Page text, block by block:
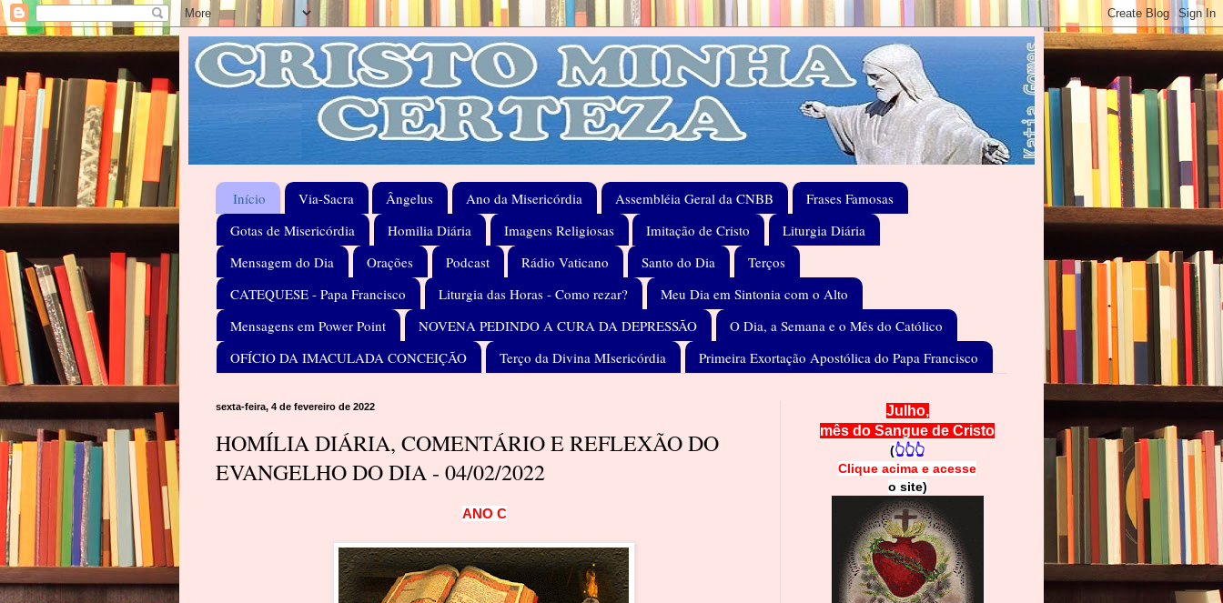
Início Via-Sacra Ângelus Ano da Misericórdia Assembléia Geral da CNBB
Frases Famosas
Gotas de Misericórdia
Homilia Diária Imagens Religiosas Imitação de Cristo
Liturgia Diária
Mensagem do Dia
Orações Podcast Rádio Vaticano Santo do Dia
Terços
CATEQUESE - Papa Francisco
Liturgia das Horas - Como rezar?
Meu Dia em Sintonia com o Alto
Mensagens em Power Point
NOVENA PEDINDO A CURA DA DEPRESSÃO
O Dia, a Semana e o Mês do Católico
OFÍCIO DA IMACULADA CONCEIÇÃO
Terço da Divina MIsericórdia Primeira Exortação Apostólica do Papa Francisco
sexta-feira, 4 de fevereiro de 2022
HOMÍLIA DIÁRIA, COMENTÁRIO E REFLEXÃO DO
EVANGELHO DO DIA - 04/02/2022
ANO C
Julho,
mês do Sangue de Cristo
(👆👆👆
Clique acima e acesse
o site)